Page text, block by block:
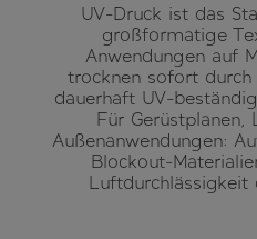
UV-Druck ist das
großformatige
Anwendungen auf
trocknen sofort
dauerhaft UV-
Für Gerüstplanen,
Außenanwendungen:
Blockout-
Luftdurchlässigkeit